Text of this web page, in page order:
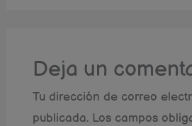
Deja un
Tu dirección de correo
publicada. Los campos